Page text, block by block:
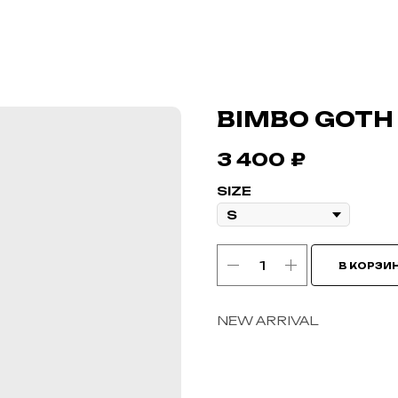
BIMBO GOTH
3 400 ₽
SIZE
В
NEW ARRIVAL